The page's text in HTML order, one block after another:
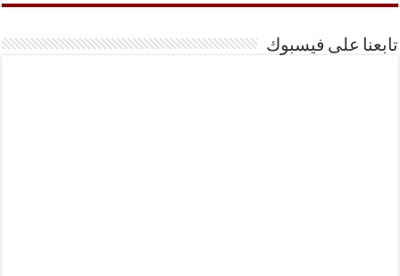
تابعنا على فيسبوك